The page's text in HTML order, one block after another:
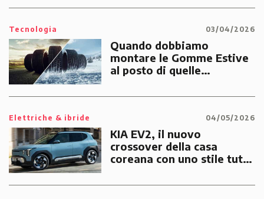
Tecnologia 03/04/2026
Quando dobbiamo
montare le Gomme Estive
al posto di quelle
Elettriche & ibride 04/05/2026
KIA EV2, il nuovo
crossover della casa
coreana con uno stile tutto